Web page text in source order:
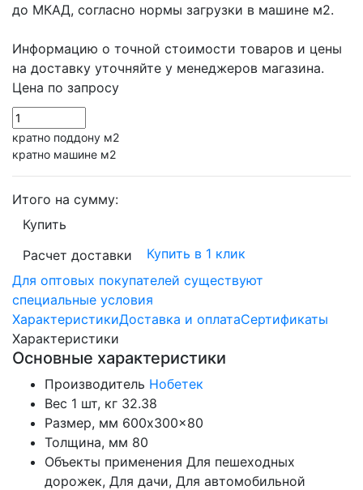
до МКАД, согласно нормы загрузки в машине м2.
Информацию о точной стоимости товаров и цены
на доставку уточняйте у менеджеров магазина.
Цена по запросу
кратно поддону м2
кратно машине м2
Итого на сумму:
Купить
Расчет доставки
Купить в 1 клик
Для оптовых покупателей существуют
специальные условия
ХарактеристикиДоставка и оплатаСертификаты
Характеристики
Основные характеристики
Производитель Нобетек
Вес 1 шт, кг 32.38
Размер, мм 600x300x80
Толщина, мм 80
Объекты применения Для пешеходных
дорожек, Для дачи, Для автомобильной